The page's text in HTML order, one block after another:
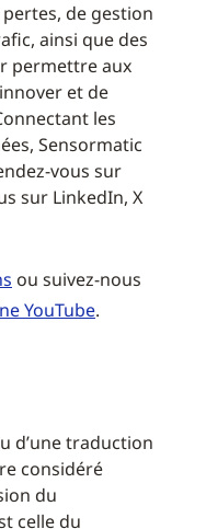
de gestion
ainsi que des
permettre aux
et de
les
Sensormatic
vous sur
sur LinkedIn, X
ou suivez-nous
YouTube.
d’une traduction
considéré
du
celle du